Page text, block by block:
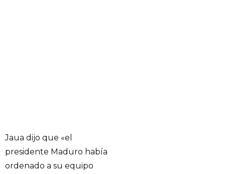
Jaua dijo que «el
presidente Maduro había
ordenado a su equipo